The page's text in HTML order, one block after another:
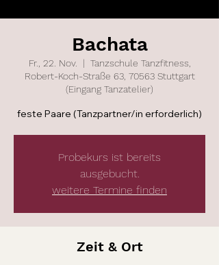
Bachata
Fr., 22. Nov.
  |
Tanzschule Tanzfitness,
Robert-Koch-Straße 63, 70563 Stuttgart
(Eingang Tanzatelier)
feste Paare (Tanzpartner/in erforderlich)
Probekurs ist bereits
ausgebucht.
weitere Termine finden
Zeit & Ort